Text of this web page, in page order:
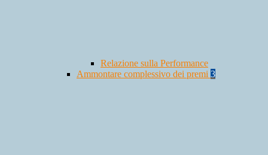
Relazione sulla Performance
Ammontare complessivo dei premi 3